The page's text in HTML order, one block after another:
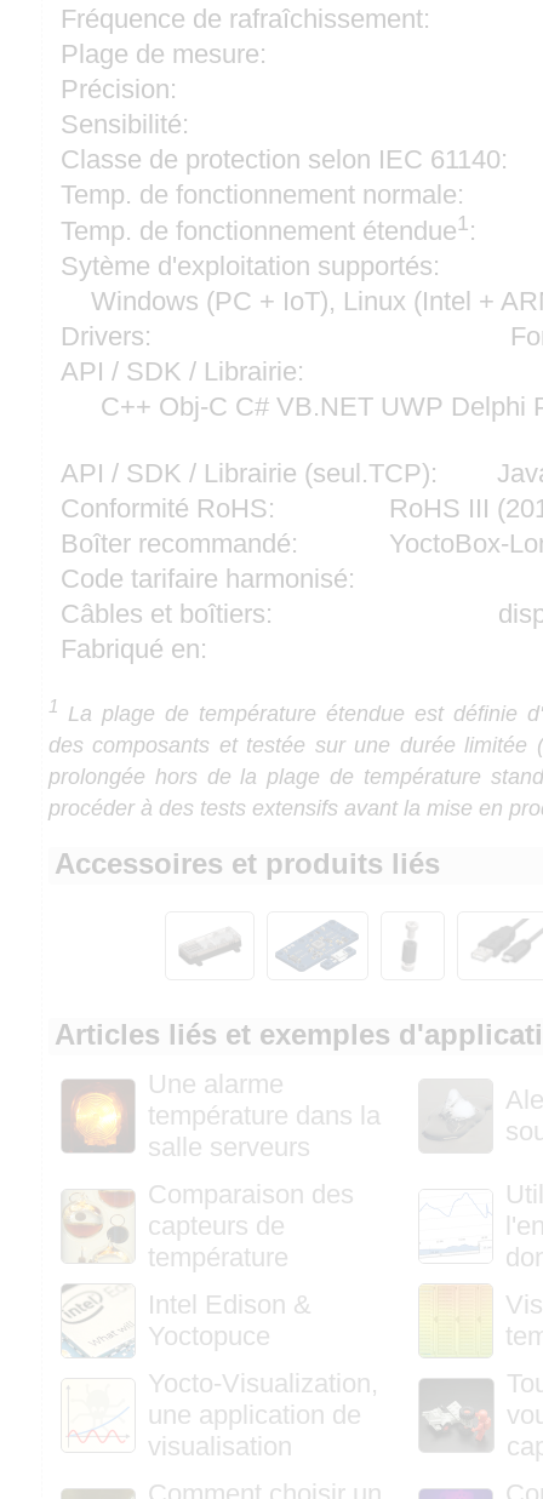
Fréquence de rafraîchissement:
Plage de mesure:
Précision:
Sensibilité:
Classe de protection selon IEC 61140:
Temp. de fonctionnement normale:
Temp. de fonctionnement étendue1 :
Sytème d'exploitation supportés:
Windows (PC + IoT), Linux (Intel +
Drivers:
API / SDK / Librairie:
C++ Obj-C C# VB.NET UWP Delphi
API / SDK / Librairie (seul.TCP):
Conformité RoHS:
RoHS III
Boîter recommandé:
YoctoBox-
Code tarifaire harmonisé:
Câbles et boîtiers:
Fabriqué en:
1
La plage de température étendue est définie
des composants et testée sur une durée limitée
prolongée hors de la plage de température
procéder à des tests extensifs avant la mise en
Accessoires et produits liés
Articles liés et exemples
Une alarme
température dans la
salle serveurs
Comparaison des
capteurs de
température
Intel Edison &
Yoctopuce
Yocto-Visualization,
une application de
visualisation